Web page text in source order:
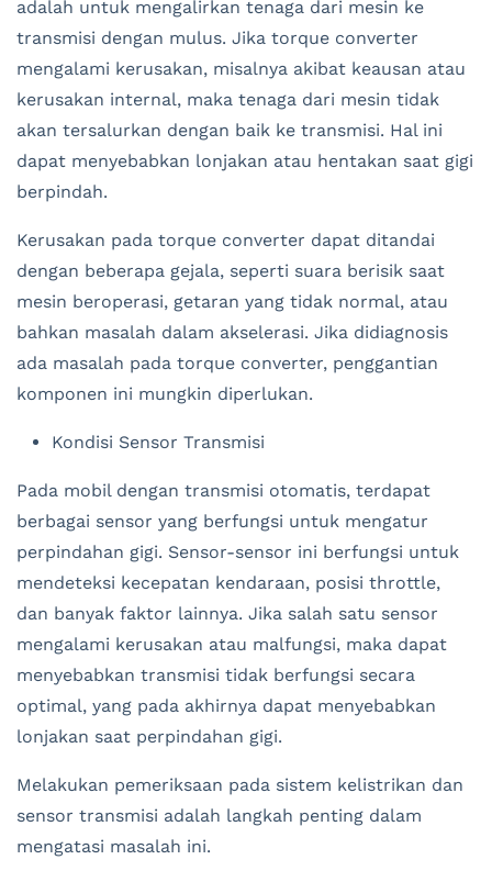
adalah untuk mengalirkan tenaga dari mesin ke
transmisi dengan mulus. Jika torque converter
mengalami kerusakan, misalnya akibat keausan atau
kerusakan internal, maka tenaga dari mesin tidak
akan tersalurkan dengan baik ke transmisi. Hal ini
dapat menyebabkan lonjakan atau hentakan saat gigi
berpindah.
Kerusakan pada torque converter dapat ditandai
dengan beberapa gejala, seperti suara berisik saat
mesin beroperasi, getaran yang tidak normal, atau
bahkan masalah dalam akselerasi. Jika didiagnosis
ada masalah pada torque converter, penggantian
komponen ini mungkin diperlukan.
Kondisi Sensor Transmisi
Pada mobil dengan transmisi otomatis, terdapat
berbagai sensor yang berfungsi untuk mengatur
perpindahan gigi. Sensor-sensor ini berfungsi untuk
mendeteksi kecepatan kendaraan, posisi throttle,
dan banyak faktor lainnya. Jika salah satu sensor
mengalami kerusakan atau malfungsi, maka dapat
menyebabkan transmisi tidak berfungsi secara
optimal, yang pada akhirnya dapat menyebabkan
lonjakan saat perpindahan gigi.
Melakukan pemeriksaan pada sistem kelistrikan dan
sensor transmisi adalah langkah penting dalam
mengatasi masalah ini.